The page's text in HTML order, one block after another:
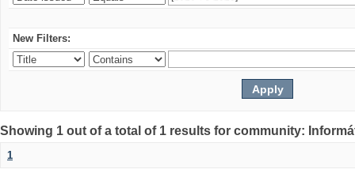
New Filters:
Showing 1 out of a total of 1 results for community:
1